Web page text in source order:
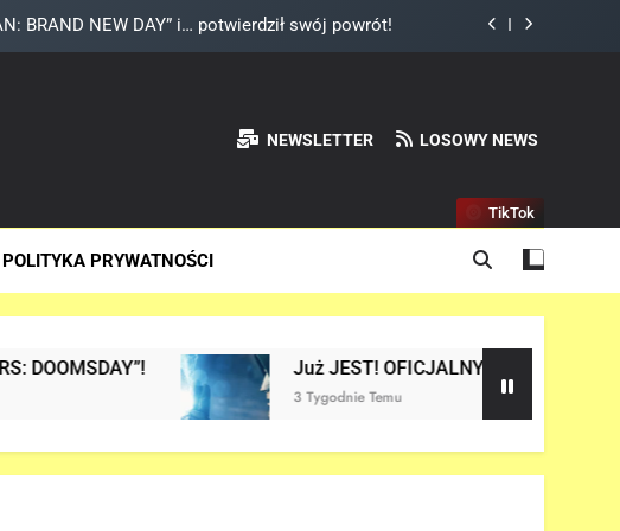
BRAND NEW DAY” i… potwierdził swój powrót!
Spider-Mana jest warta tysiące dolarów!
Ryan Reynoldsa w „AVENGERS: DOOMSDAY”!
do obsady „X-MEN” jako nowy Scott Summers!
BRAND NEW DAY” i… potwierdził swój powrót!
NEWSLETTER LOSOWY NEWS
POLITYKA PRYWATNOŚCI
TikTok
Już JEST! OFICJALNY trailer filmu „AVENGERS:
3 Tygodnie Temu